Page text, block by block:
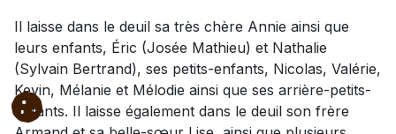
Il laisse dans le deuil sa très chère Annie ainsi que
leurs enfants, Éric (Josée Mathieu) et Nathalie
(Sylvain Bertrand), ses petits-enfants, Nicolas, Valérie,
Kevin, Mélanie et Mélodie ainsi que ses arrière-petits-
enfants. Il laisse également dans le deuil son frère